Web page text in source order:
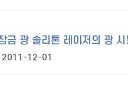
금 광 솔리톤 레이저의 광
2011-12-01